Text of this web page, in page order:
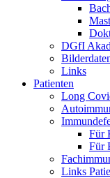
DGfI
Links
Patienten
Long
Für
Für
Links